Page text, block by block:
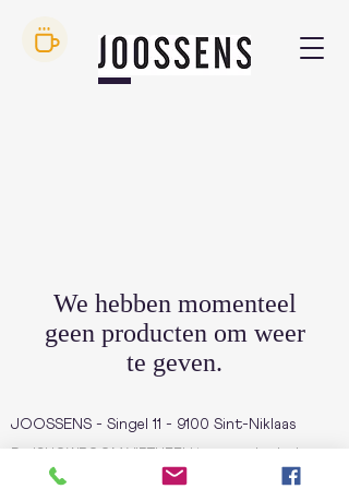
We hebben momenteel
geen producten om weer
te geven.
JOOSSENS - Singel 11 - 9100 Sint-Niklaas
de website
WWW.JOOSSENS.BE